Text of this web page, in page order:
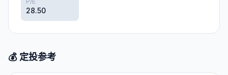
28.50
💰 定投参考